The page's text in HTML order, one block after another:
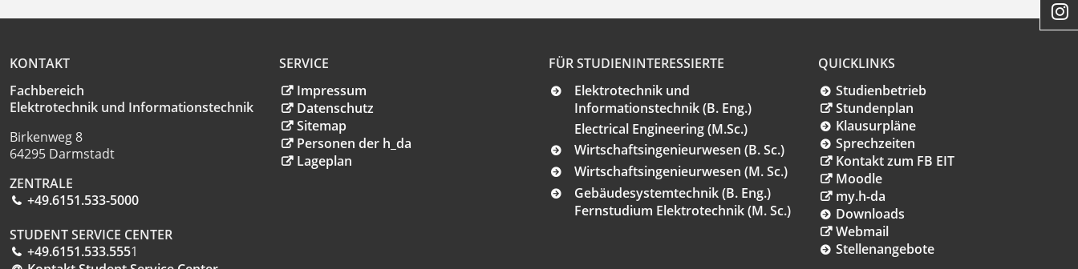
KONTAKT
Fachbereich
Elektrotechnik und Informationstechnik
Birkenweg 8
64295 Darmstadt
ZENTRALE
+49.6151.533-5000
STUDENT SERVICE CENTER
+49.6151.533.5551
SERVICE
Impressum
Datenschutz
Sitemap
Personen der h_da
Lageplan
FÜR STUDIENINTERESSIERTE
Elektrotechnik und
Informationstechnik (B. Eng.)
Electrical Engineering (M.Sc.)
Wirtschaftsingenieurwesen (B. Sc.)
Wirtschaftsingenieurwesen (M. Sc.)
Gebäudesystemtechnik (B. Eng.)
Fernstudium Elektrotechnik (M. Sc.)
QUICKLINKS
Studienbetrieb
Stundenplan
Klausurpläne
Sprechzeiten
Kontakt zum FB EIT
Moodle
my.h-da
Downloads
Webmail
Stellenangebote
